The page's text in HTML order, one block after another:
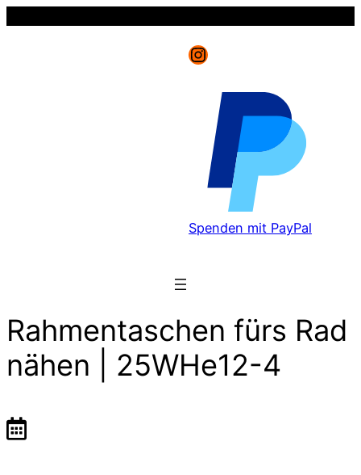
Instagram
Spenden mit PayPal
Rahmentaschen fürs Rad
nähen | 25WHe12-4